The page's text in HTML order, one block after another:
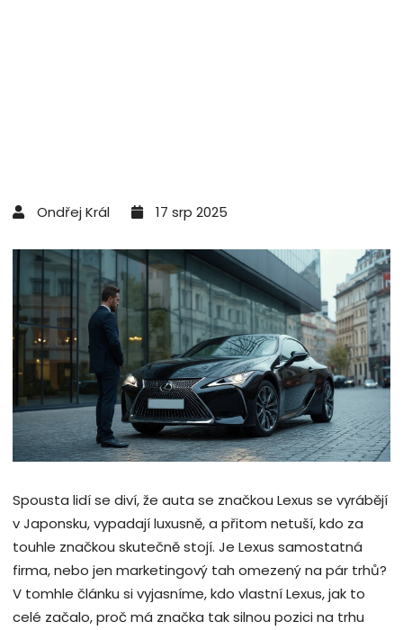
Ondřej Král 17 srp 2025
Spousta lidí se diví, že auta se značkou Lexus se vyrábějí
v Japonsku, vypadají luxusně, a přitom netuší, kdo za
touhle značkou skutečně stojí. Je Lexus samostatná
firma, nebo jen marketingový tah omezený na pár trhů?
V tomhle článku si vyjasníme, kdo vlastní Lexus, jak to
celé začalo, proč má značka tak silnou pozici na trhu